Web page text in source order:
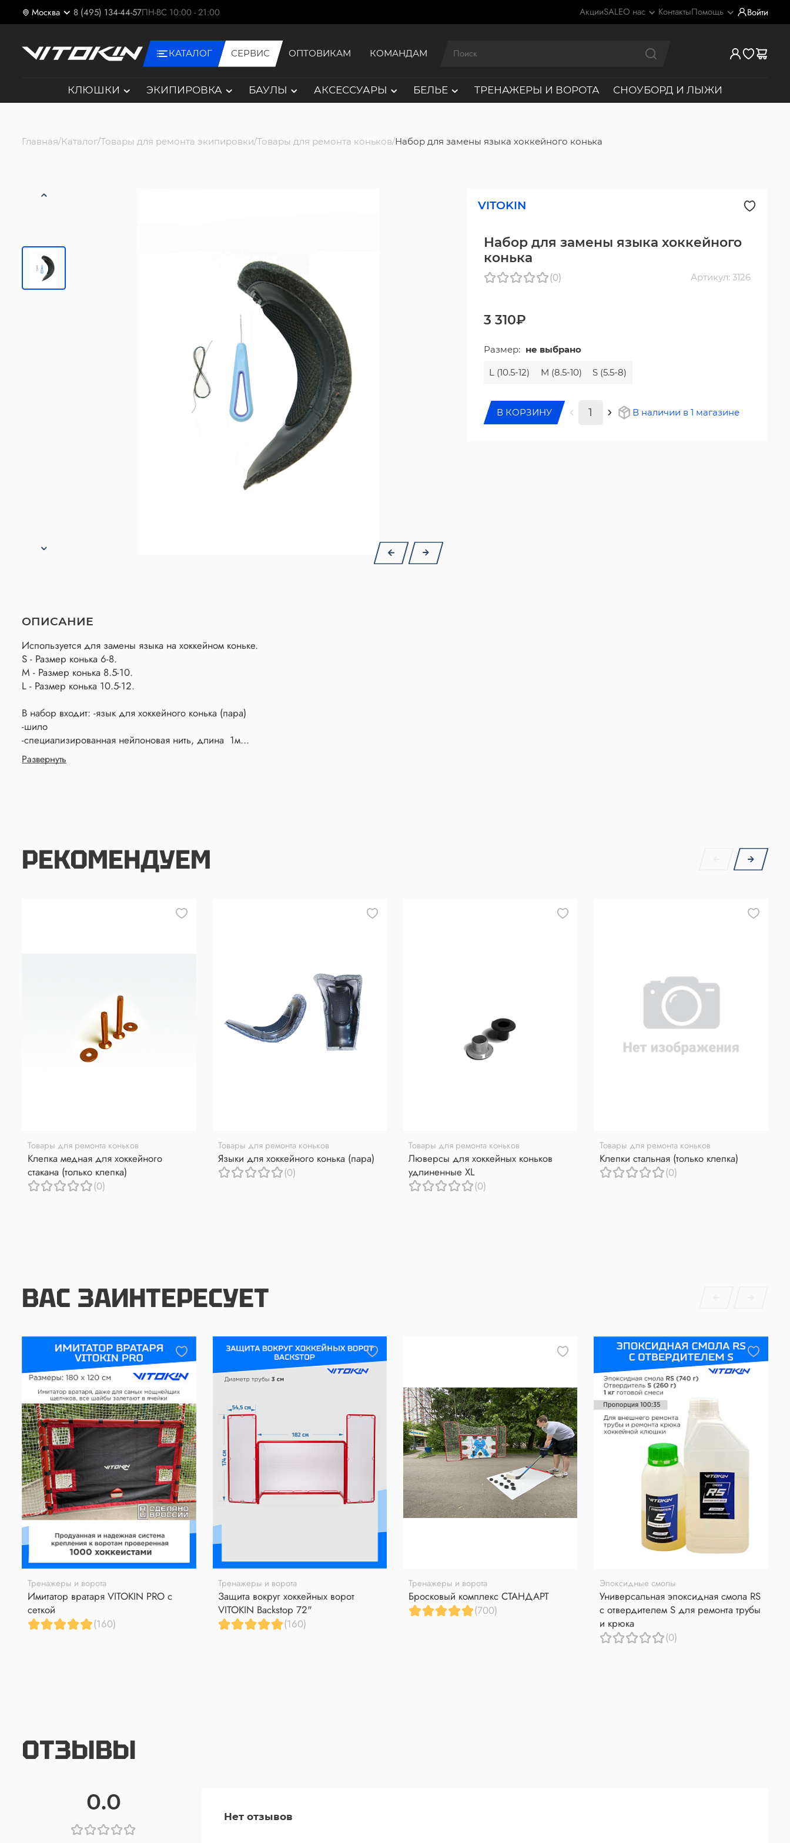
Москва 8 (495) 134-44-57ПН-ВС 10:00 - 21:00 АкцииSALEО нас КонтактыПомощь Войти
КАТАЛОГ СЕРВИС ОПТОВИКАМ КОМАНДАМ
КЛЮШКИ ЭКИПИРОВКА БАУЛЫ АКСЕССУАРЫ БЕЛЬЕ ТРЕНАЖЕРЫ И ВОРОТА СНОУБОРД И ЛЫЖИ
Главная Каталог Товары для ремонта экипировки Товары для ремонта коньков Набор для замены языка хоккейного конька
VITOKIN
Набор для замены языка хоккейного
конька
(0) Артикул: 3126
3 310₽
Размер: не выбрано
L (10.5-12) M (8.5-10) S (5.5-8)
В КОРЗИНУ В наличии в 1 магазине
ОПИСАНИЕ
Используется для замены языка на хоккейном коньке.
S - Размер конька 6-8.
M - Размер конька 8.5-10.
L - Размер конька 10.5-12.
В набор входит: -язык для хоккейного конька (пара)
-шило
-специализированная нейлоновая нить, длина 1м
-инструкция по замене
Набор расчитан на 1 ремонт
Развернуть
РЕКОМЕНДУЕМ
Товары для ремонта коньков
Клепка медная для хоккейного
стакана (только клепка)
(0)
Товары для ремонта коньков
Языки для хоккейного конька (пара)
(0)
Товары для ремонта коньков
Люверсы для хоккейных коньков
удлиненные XL
(0)
Товары для ремонта коньков
Клепки стальная (только клепка)
(0)
ВАС ЗАИНТЕРЕСУЕТ
Тренажеры и ворота
Имитатор вратаря VITOKIN PRO с
сеткой
(160)
Тренажеры и ворота
Защита вокруг хоккейных ворот
VITOKIN Backstop 72"
(160)
Тренажеры и ворота
Бросковый комплекс СТАНДАРТ
(700)
Эпоксидные смолы
Универсальная эпоксидная смола RS
с отвердителем S для ремонта трубы
и крюка
(0)
ОТЗЫВЫ
0.0
Нет отзывов